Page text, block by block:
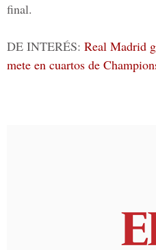
final.
DE INTERÉS: Real Madrid
mete en cuartos de